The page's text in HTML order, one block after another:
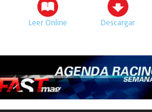
Leer Online Descargar